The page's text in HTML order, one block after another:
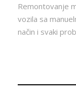
Remontovanje
vozila sa
način i svaki